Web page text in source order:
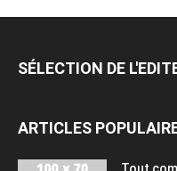
SÉLECTION DE
ARTICLES